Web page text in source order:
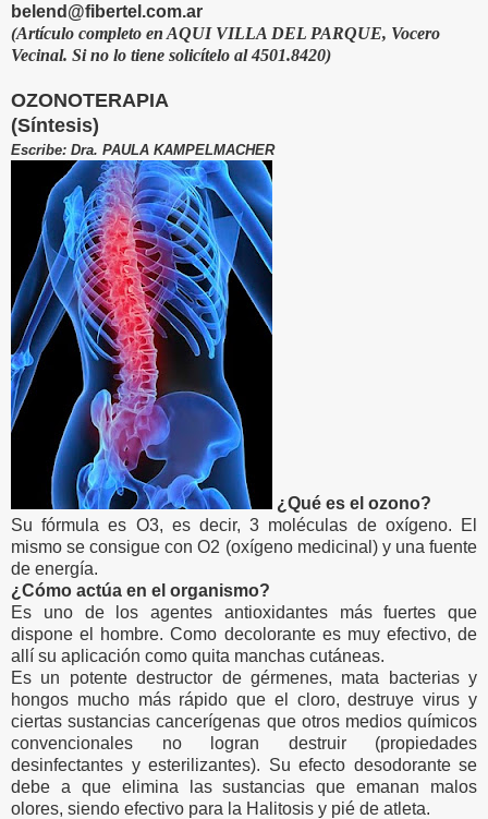
belend@fibertel.com.ar
(Artículo completo en AQUI VILLA DEL PARQUE, Vocero
Vecinal. Si no lo tiene solicítelo al 4501.8420)
OZONOTERAPIA
(Síntesis)
Escribe: Dra. PAULA KAMPELMACHER
¿Qué es el ozono?
Su fórmula es O3, es decir, 3 moléculas de oxígeno. El
mismo se consigue con O2 (oxígeno medicinal) y una fuente
de energía.
¿Cómo actúa en el organismo?
Es uno de los agentes antioxidantes más fuertes que
dispone el hombre. Como decolorante es muy efectivo, de
allí su aplicación como quita manchas cutáneas.
Es un potente destructor de gérmenes, mata bacterias y
hongos mucho más rápido que el cloro, destruye virus y
ciertas sustancias cancerígenas que otros medios químicos
convencionales no logran destruir (propiedades
desinfectantes y esterilizantes). Su efecto desodorante se
debe a que elimina las sustancias que emanan malos
olores, siendo efectivo para la Halitosis y pié de atleta.